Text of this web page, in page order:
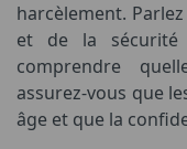
harcèlement.
et de la sécurité
comprendre
assurez-vous que
âge et que la